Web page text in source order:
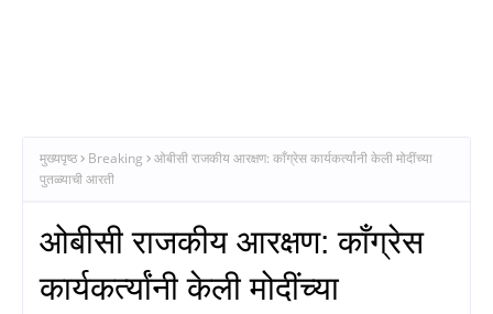
मुख्यपृष्ठ Breaking
ओबीसी राजकीय आरक्षण: काँग्रेस कार्यकर्त्यांनी केली मोदींच्या
पुतळ्याची आरती
ओबीसी राजकीय आरक्षण: काँग्रेस
कार्यकर्त्यांनी केली मोदींच्या